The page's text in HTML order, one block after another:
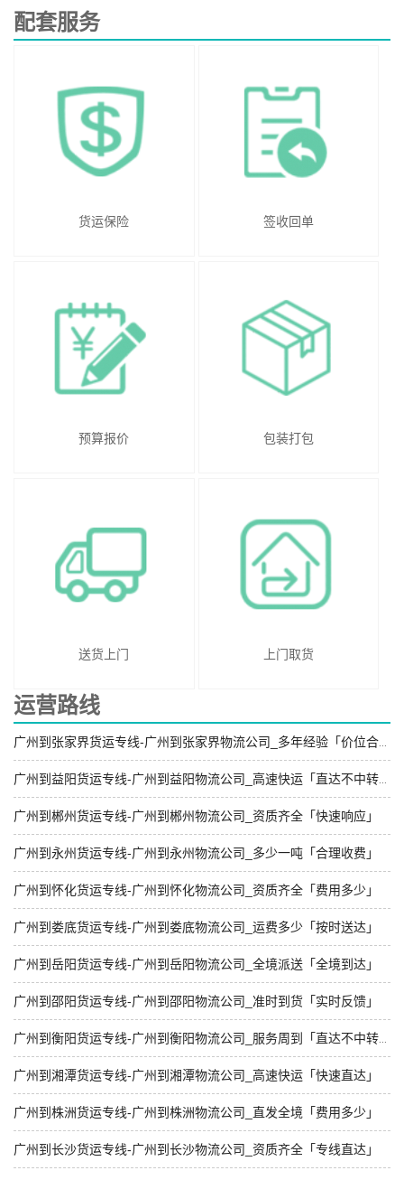
配套服务
货运保险 签收回单
预算报价 包装打包
送货上门 上门取货
运营路线
广州到张家界货运专线-广州到张家界物流公司_多年经验「价位合理」
广州到益阳货运专线-广州到益阳物流公司_高速快运「直达不中转」
广州到郴州货运专线-广州到郴州物流公司_资质齐全「快速响应」
广州到永州货运专线-广州到永州物流公司_多少一吨「合理收费」
广州到怀化货运专线-广州到怀化物流公司_资质齐全「费用多少」
广州到娄底货运专线-广州到娄底物流公司_运费多少「按时送达」
广州到岳阳货运专线-广州到岳阳物流公司_全境派送「全境到达」
广州到邵阳货运专线-广州到邵阳物流公司_准时到货「实时反馈」
广州到衡阳货运专线-广州到衡阳物流公司_服务周到「直达不中转」
广州到湘潭货运专线-广州到湘潭物流公司_高速快运「快速直达」
广州到株洲货运专线-广州到株洲物流公司_直发全境「费用多少」
广州到长沙货运专线-广州到长沙物流公司_资质齐全「专线直达」